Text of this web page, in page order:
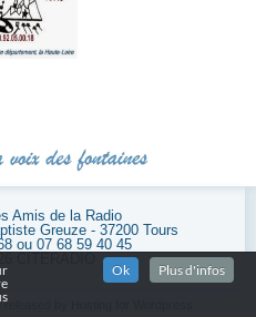
Amis de la Radio
Greuze - 37200 Tours
ou 07 68 59 40 45
by
Ok Plus d'infos